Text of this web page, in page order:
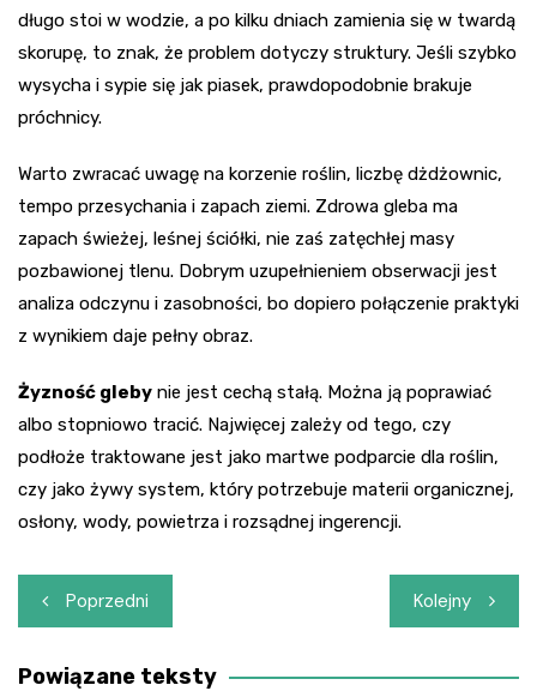
długo stoi w wodzie, a po kilku dniach zamienia się w twardą
skorupę, to znak, że problem dotyczy struktury. Jeśli szybko
wysycha i sypie się jak piasek, prawdopodobnie brakuje
próchnicy.
Warto zwracać uwagę na korzenie roślin, liczbę dżdżownic,
tempo przesychania i zapach ziemi. Zdrowa gleba ma
zapach świeżej, leśnej ściółki, nie zaś zatęchłej masy
pozbawionej tlenu. Dobrym uzupełnieniem obserwacji jest
analiza odczynu i zasobności, bo dopiero połączenie praktyki
z wynikiem daje pełny obraz.
Żyzność gleby nie jest cechą stałą. Można ją poprawiać
albo stopniowo tracić. Najwięcej zależy od tego, czy
podłoże traktowane jest jako martwe podparcie dla roślin,
czy jako żywy system, który potrzebuje materii organicznej,
osłony, wody, powietrza i rozsądnej ingerencji.
Nawigacja
wpisu
Poprzedni Kolejny
Powiązane teksty